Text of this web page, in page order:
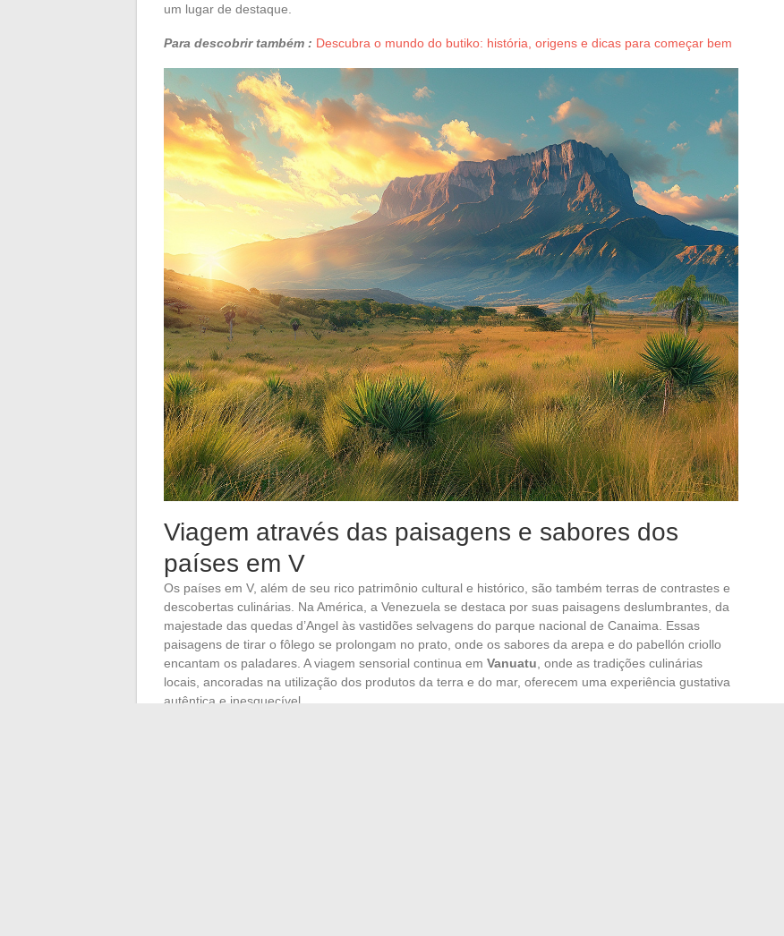
um lugar de destaque.
Para descobrir também : Descubra o mundo do butiko: história, origens e dicas para começar bem
Viagem através das paisagens e sabores dos
países em V
Os países em V, além de seu rico patrimônio cultural e histórico, são também terras de contrastes e
descobertas culinárias. Na América, a Venezuela se destaca por suas paisagens deslumbrantes, da
majestade das quedas d’Angel às vastidões selvagens do parque nacional de Canaima. Essas
paisagens de tirar o fôlego se prolongam no prato, onde os sabores da arepa e do pabellón criollo
encantam os paladares. A viagem sensorial continua em Vanuatu , onde as tradições culinárias
locais, ancoradas na utilização dos produtos da terra e do mar, oferecem uma experiência gustativa
autêntica e inesquecível.